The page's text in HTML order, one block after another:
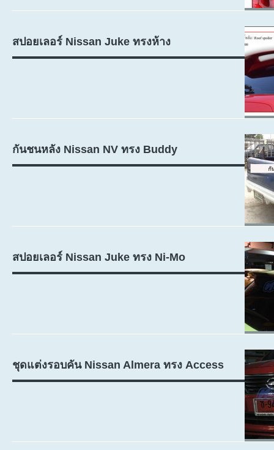
สปอยเลอร์ Nissan Juke ทรงห้าง
กันชนหลัง Nissan NV ทรง Buddy
สปอยเลอร์ Nissan Juke ทรง Ni-Mo
ชุดแต่งรอบคัน Nissan Almera ทรง Access